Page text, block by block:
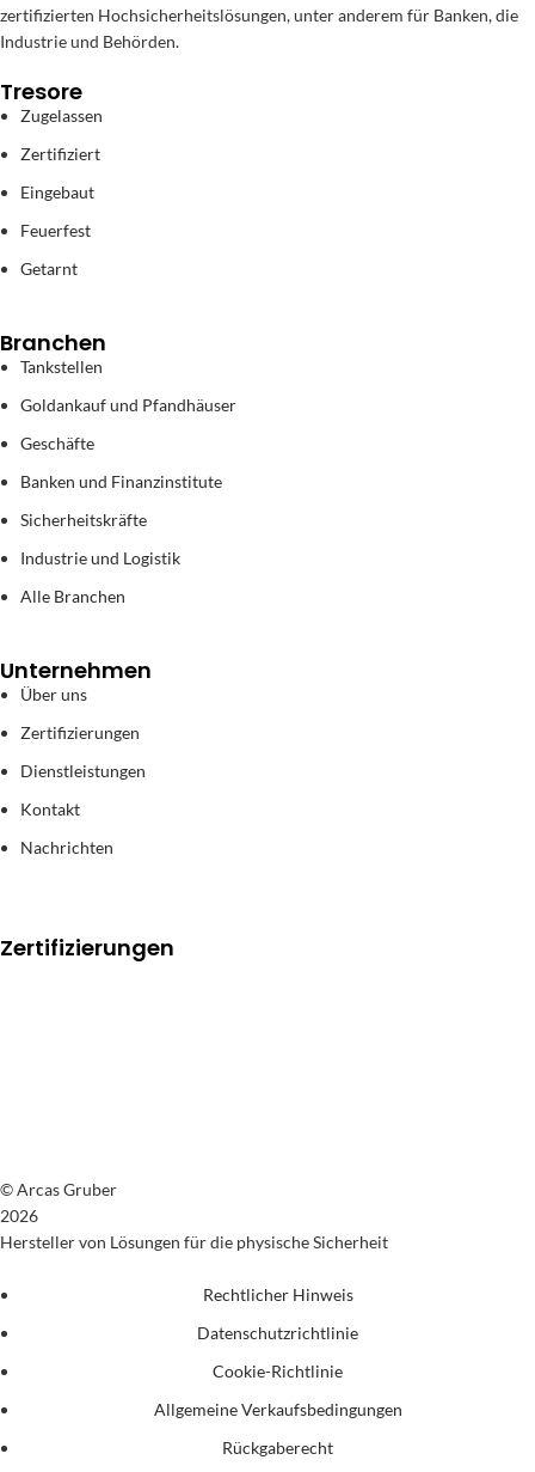
zertifizierten Hochsicherheitslösungen, unter anderem für Banken, die
Industrie und Behörden.
Tresore
Zugelassen
Zertifiziert
Eingebaut
Feuerfest
Getarnt
Branchen
Tankstellen
Goldankauf und Pfandhäuser
Geschäfte
Banken und Finanzinstitute
Sicherheitskräfte
Industrie und Logistik
Alle Branchen
Unternehmen
Über uns
Zertifizierungen
Dienstleistungen
Kontakt
Nachrichten
Zertifizierungen
© Arcas Gruber
2026
Hersteller von Lösungen für die physische Sicherheit
Rechtlicher Hinweis
Datenschutzrichtlinie
Cookie-Richtlinie
Allgemeine Verkaufsbedingungen
Rückgaberecht